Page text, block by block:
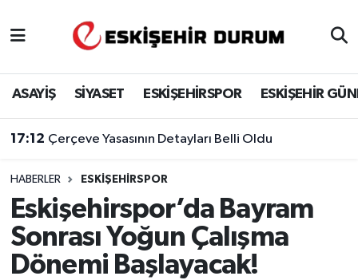
ASAYİŞ SİYASET ESKİŞEHİRSPOR ESKİŞEHİR
17:12 Çerçeve Yasasının Detayları Belli Oldu
HABERLER ESKIŞEHIRSPOR
Eskişehirspor’da Bayram
Sonrası Yoğun Çalışma
Dönemi Başlayacak!
Eskişehir Hava Durumu
Eskişehir Namaz Vakitleri
Eskişehir Trafik Yoğunluk Haritası
Süper Lig Puan Durumu ve Fikstür
Tüm Manşetler